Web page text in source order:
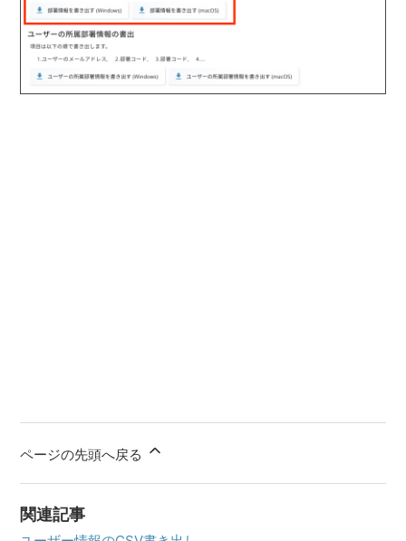
ページの先頭へ戻る
関連記事